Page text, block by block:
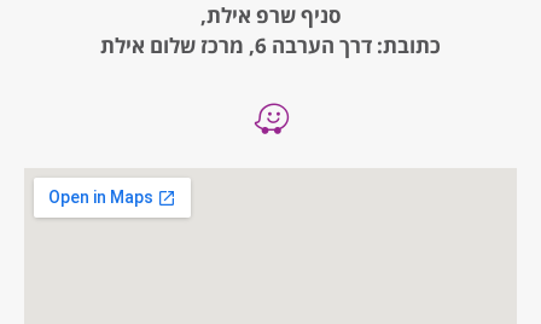
סניף שרפ אילת,
כתובת: דרך הערבה 6, מרכז שלום אילת